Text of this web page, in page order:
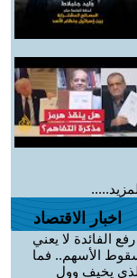
اخبار الاقتصاد
رفع الفائدة لا يعني
الأسهم.. فما
يخيف وول